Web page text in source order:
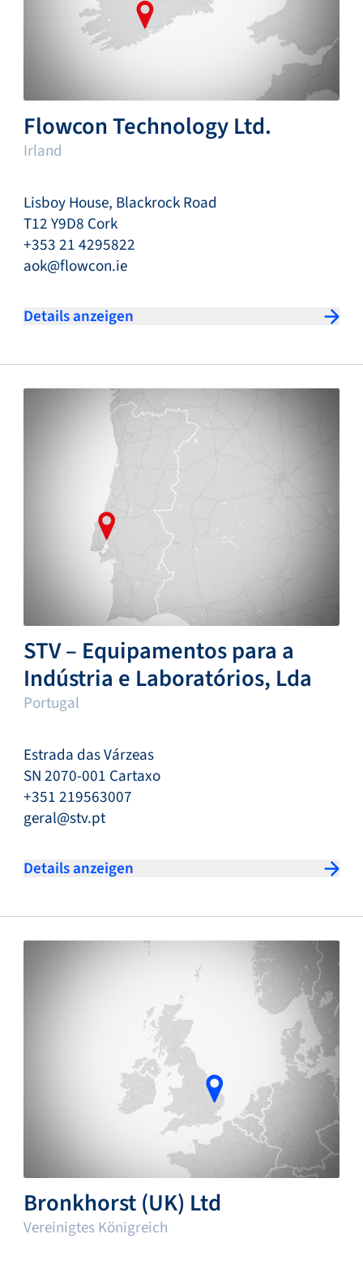
Flowcon Technology Ltd.
Irland
Lisboy House, Blackrock Road
T12 Y9D8 Cork
+353 21 4295822
aok@flowcon.ie
Details anzeigen
STV – Equipamentos para a
Indústria e Laboratórios, Lda
Portugal
Estrada das Várzeas
SN 2070-001 Cartaxo
+351 219563007
geral@stv.pt
Details anzeigen
Bronkhorst (UK) Ltd
Vereinigtes Königreich